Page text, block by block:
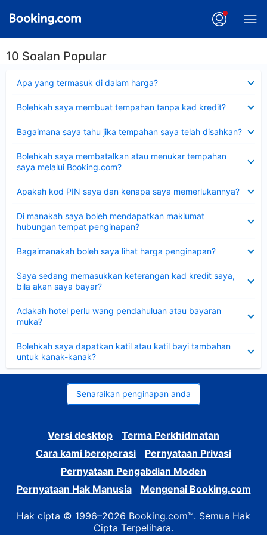
10 Soalan Popular
Apa yang termasuk di dalam harga?
Bolehkah saya membuat tempahan tanpa kad kredit?
Bagaimana saya tahu jika tempahan saya telah disahkan?
Bolehkah saya membatalkan atau menukar tempahan
saya melalui Booking.com?
Apakah kod PIN saya dan kenapa saya memerlukannya?
Di manakah saya boleh mendapatkan maklumat
hubungan tempat penginapan?
Bagaimanakah boleh saya lihat harga penginapan?
Saya sedang memasukkan keterangan kad kredit saya,
bila akan saya bayar?
Adakah hotel perlu wang pendahuluan atau bayaran
muka?
Bolehkah saya dapatkan katil atau katil bayi tambahan
untuk kanak-kanak?
Senaraikan penginapan anda
Versi desktop
Terma Perkhidmatan
Cara kami beroperasi
Pernyataan Privasi
Pernyataan Pengabdian Moden
Pernyataan Hak Manusia
Mengenai Booking.com
Hak cipta © 1996–2026 Booking.com™. Semua Hak
Cipta Terpelihara.